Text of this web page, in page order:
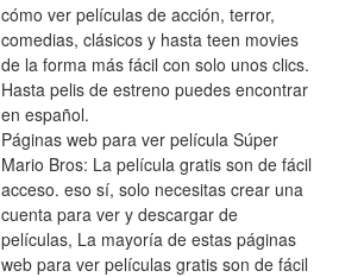
cómo ver películas de acción, terror,
comedias, clásicos y hasta teen movies
de la forma más fácil con solo unos clics.
Hasta pelis de estreno puedes encontrar
en español.
Páginas web para ver película Súper
Mario Bros: La película gratis son de fácil
acceso. eso sí, solo necesitas crear una
cuenta para ver y descargar de
películas, La mayoría de estas páginas
web para ver películas gratis son de fácil